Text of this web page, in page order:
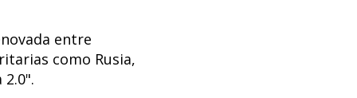
entre
como Rusia,